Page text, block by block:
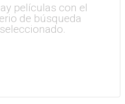
películas con el
de búsqueda
seleccionado.